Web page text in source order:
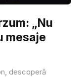
„Nu
mesaje
descoperă